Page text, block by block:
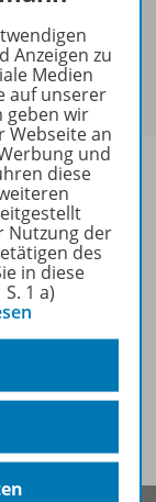
?
melden Sie
Anzeigen zu
Medien
auf unserer
geben wir
Webseite an
und
diese
Nutzung der
des
in diese
1 a)